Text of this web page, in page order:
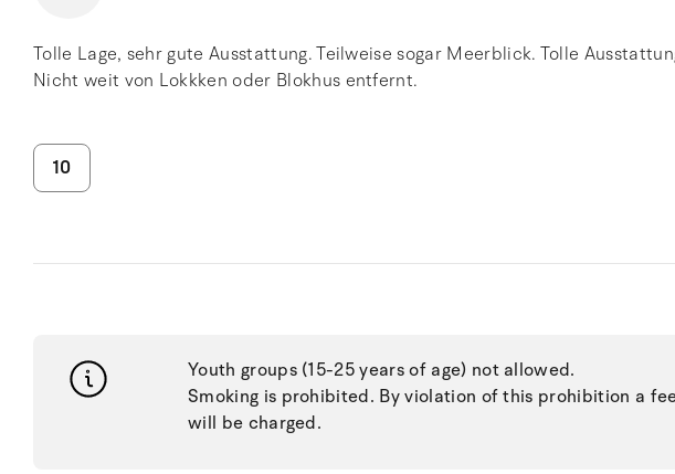
Tolle Lage, sehr gute Ausstattung. Teilweise sogar Meerblick. Tolle
Nicht weit von Lokkken oder Blokhus entfernt.
10
Youth groups (15-25 years of age) not allowed.
Smoking is prohibited. By violation of this prohibition a
will be charged.